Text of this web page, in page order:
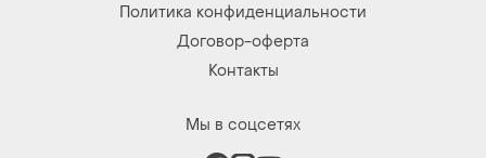
Политика конфиденциальности
Договор-оферта
Контакты
Мы в соцсетях